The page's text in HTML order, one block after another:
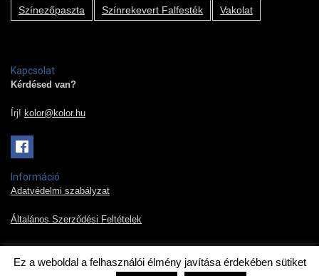
Színezőpaszta
Színrekevert Falfesték Vakolat
Kapcsolat
Kérdésed van?
Írj! kolor@kolor.hu
Információ
Adatvédelmi szabályzat
Általános Szerződési Feltételek
Ez a weboldal a felhasználói élmény javítása érdekében sütiket